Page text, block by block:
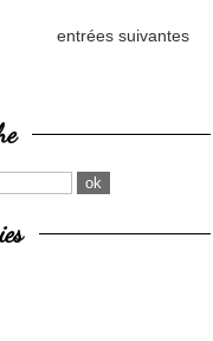
entrées suivantes